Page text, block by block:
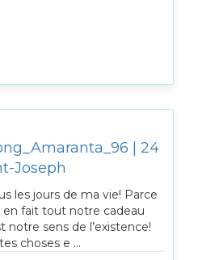
| 24
Joseph
les jours de ma vie! Parce
en fait tout notre cadeau
notre sens de l’existence!
choses e ...